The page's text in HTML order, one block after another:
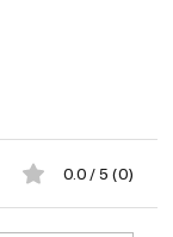
0.0 / 5 (0)